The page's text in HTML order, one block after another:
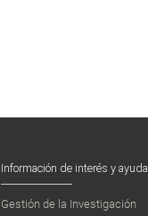
Información de interés y ayuda
Gestión de la Investigación